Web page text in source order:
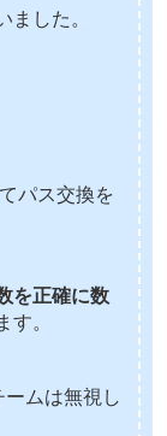
した。
パス交換を
を正確に数
。
ムは無視し